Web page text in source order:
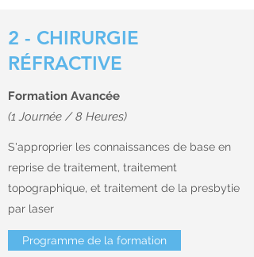
2 - CHIRURGIE
RÉFRACTIVE
Formation Avancée
(1 Journée / 8 Heures)
S'approprier les connaissances de base en
reprise de traitement, traitement
topographique, et traitement de la presbytie
par laser
Programme de la formation